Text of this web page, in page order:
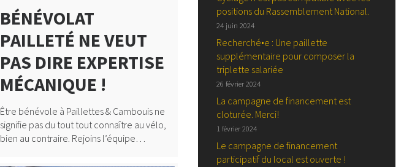
BÉNÉVOLAT
PAILLETÉ NE VEUT
PAS DIRE EXPERTISE
MÉCANIQUE !
Être bénévole à Paillettes & Cambouis ne
signifie pas du tout tout connaître au vélo,
bien au contraire. Rejoins l’équipe…
positions du Rassemblement National.
24 juin 2024
Recherché•e : Une paillette
supplémentaire pour composer la
triplette salariée
26 février 2024
La campagne de financement est
cloturée. Merci!
1 février 2024
Le campagne de financement
participatif du local est ouverte !